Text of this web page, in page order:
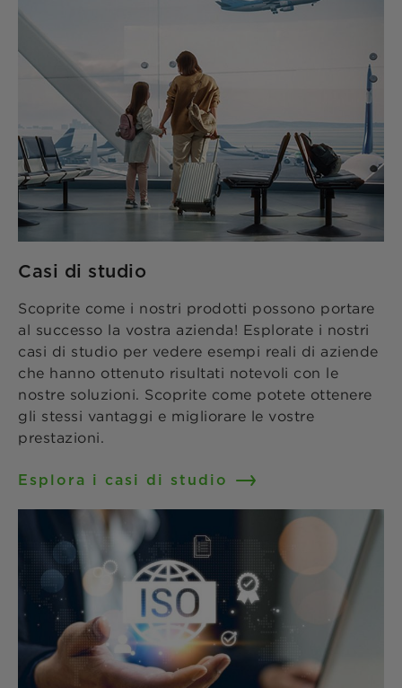
Casi di studio
Scoprite come i nostri prodotti possono portare
al successo la vostra azienda! Esplorate i nostri
casi di studio per vedere esempi reali di aziende
che hanno ottenuto risultati notevoli con le
nostre soluzioni. Scoprite come potete ottenere
gli stessi vantaggi e migliorare le vostre
prestazioni.
Esplora i casi di studio